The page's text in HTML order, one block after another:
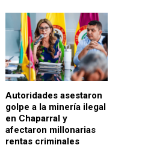
Autoridades asestaron
golpe a la minería ilegal
en Chaparral y
afectaron millonarias
rentas criminales